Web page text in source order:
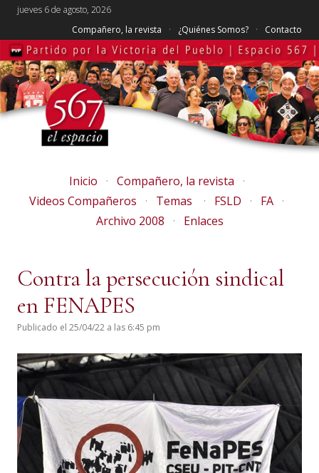
jueves 6 de agosto, 2026
Compañero, la revista
¿Quiénes Somos? Contacto
Inicio
Compañero, la revista
Videos Compañeros
Temas FSLD
FA
Archivo 2008
Enlaces
Contra la persecución sindical
en FENAPES
Publicado el 25/04/22 a las 6:45 pm